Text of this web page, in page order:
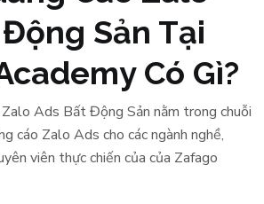
Sản Tại
Có Gì?
Zalo Ads Bất Động Sản nằm trong chuỗi
cáo Zalo Ads cho các ngành nghề,
viên thực chiến của của Zafago